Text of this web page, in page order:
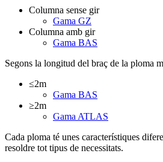
Columna sense gir
Gama GZ
Columna amb gir
Gama BAS
Segons la longitud del braç de la ploma
≤2m
Gama BAS
≥2m
Gama ATLAS
Cada ploma té unes característiques
resoldre tot tipus de necessitats.